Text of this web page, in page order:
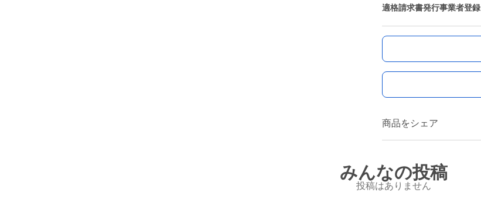
適格請求書発行事業者登録
商品をシェア
みんなの投稿
投稿はありません